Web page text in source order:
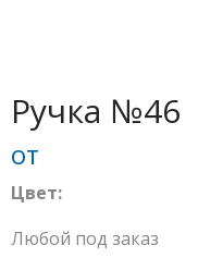
Ручка №46
от
Цвет:
Любой под заказ